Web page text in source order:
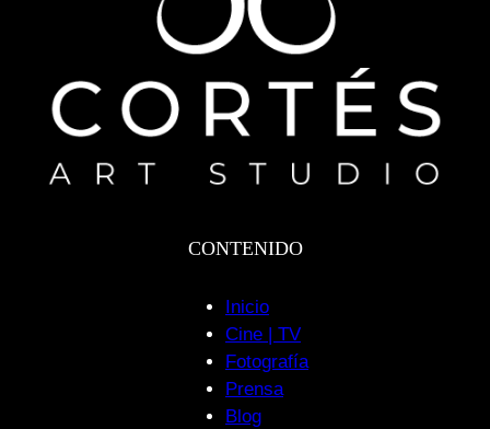
CONTENIDO
Inicio
Cine | TV
Fotografía
Prensa
Blog